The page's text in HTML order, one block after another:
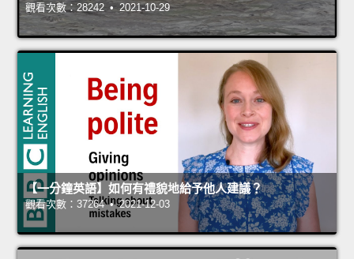
觀看次數：28242 • 2021-10-29
【一分鐘英語】如何有禮貌地給予他人建議？
觀看次數：37264 • 2021-12-03